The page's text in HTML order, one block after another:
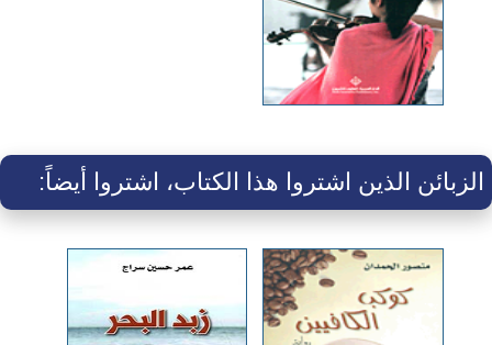
الزبائن الذين اشتروا هذا الكتاب، اشتروا أيضاً: